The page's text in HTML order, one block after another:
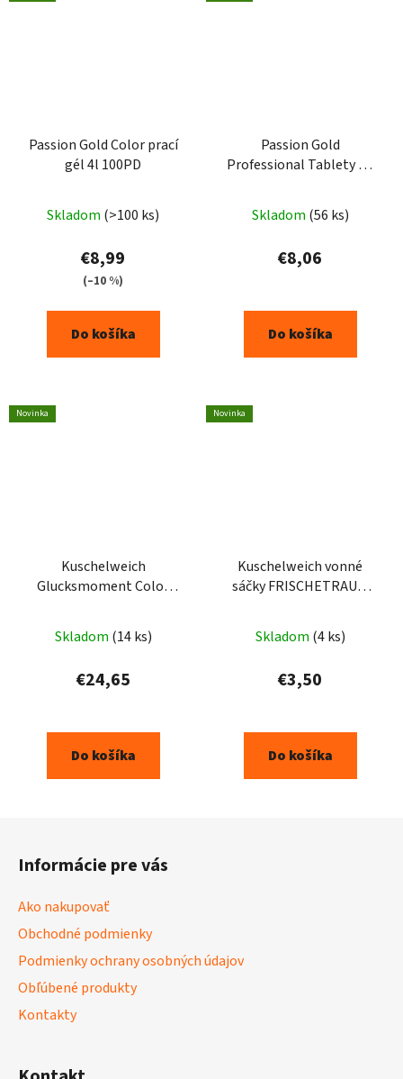
Passion Gold Color prací
gél 4l 100PD
Skladom (>100 ks)
€8,99
(–10 %)
Do košíka
Passion Gold
Professional Tablety do
Plus 30ks
Skladom (56 ks)
€8,06
Do košíka
Novinka
Kuschelweich
Glucksmoment Color
105PD
Skladom (14 ks)
€24,65
Do košíka
Novinka
Kuschelweich vonné
sáčky FRISCHETRAUM
Skladom (4 ks)
€3,50
Do košíka
Informácie pre vás
Ako nakupovať
Obchodné podmienky
Podmienky ochrany osobných údajov
Obľúbené produkty
Kontakty